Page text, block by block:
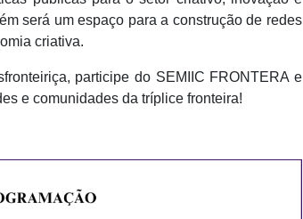
será um espaço para a construção de redes
criativa.
participe do SEMIIC FRONTERA e
e comunidades da tríplice fronteira!